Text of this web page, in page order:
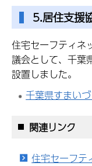
5.居住支援
住宅セーフティネ
議会として、千葉
設置しました。
千葉県すまい
関連リンク
住宅セーフテ